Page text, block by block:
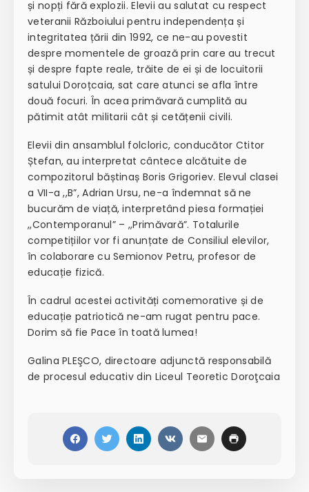
și nopți fără explozii. Elevii au salutat cu respect
veteranii Războiului pentru independența și
integritatea țării din 1992, ce ne-au povestit
despre momentele de groază prin care au trecut
și despre fapte reale, trăite de ei și de locuitorii
satului Doroțcaia, sat care atunci se afla între
două focuri. În acea primăvară cumplită au
pătimit atât militarii cât și cetățenii civili.
Elevii din ansamblul folcloric, conducător Ctitor
Ștefan, au interpretat cântece alcătuite de
compozitorul băștinaș Boris Grigoriev. Elevul clasei
a VII-a ,,B”, Adrian Ursu, ne-a îndemnat să ne
bucurăm de viață, interpretând piesa formației
,,Contemporanul” – ,,Primăvară”. Totalurile
competițiilor vor fi anunțate de Consiliul elevilor,
în colaborare cu Semionov Petru, profesor de
educație fizică.
În cadrul acestei activități comemorative și de
educație patriotică ne-am rugat pentru pace.
Dorim să fie Pace în toată lumea!
Galina PLEŞCO, directoare adjunctă responsabilă
de procesul educativ din Liceul Teoretic Doroţcaia